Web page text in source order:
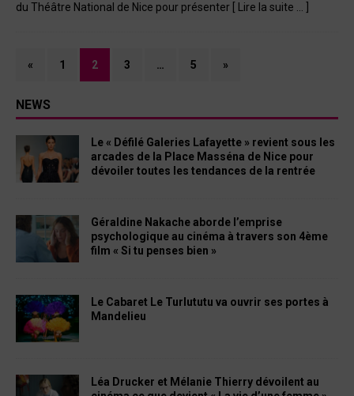
du Théâtre National de Nice pour présenter
[ Lire la suite … ]
« 1 2 3 … 5 »
NEWS
Le « Défilé Galeries Lafayette » revient sous les
arcades de la Place Masséna de Nice pour
dévoiler toutes les tendances de la rentrée
Géraldine Nakache aborde l’emprise
psychologique au cinéma à travers son 4ème
film « Si tu penses bien »
Le Cabaret Le Turlututu va ouvrir ses portes à
Mandelieu
Léa Drucker et Mélanie Thierry dévoilent au